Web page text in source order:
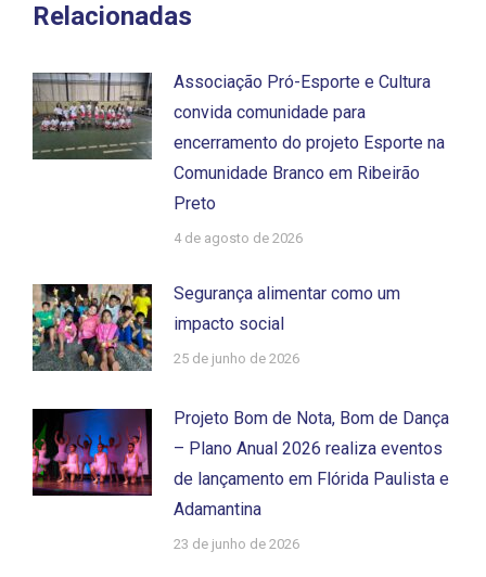
Relacionadas
Associação Pró-Esporte e Cultura
convida comunidade para
encerramento do projeto Esporte na
Comunidade Branco em Ribeirão
Preto
4 de agosto de 2026
Segurança alimentar como um
impacto social
25 de junho de 2026
Projeto Bom de Nota, Bom de Dança
– Plano Anual 2026 realiza eventos
de lançamento em Flórida Paulista e
Adamantina
23 de junho de 2026